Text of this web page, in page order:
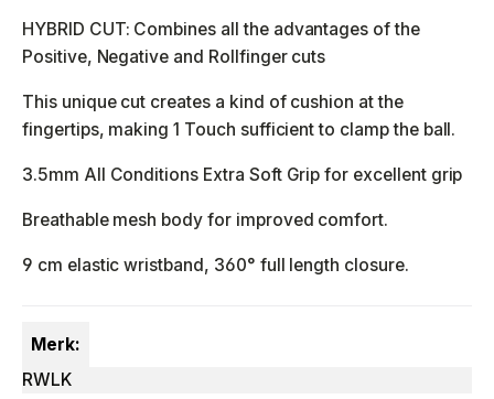
HYBRID CUT: Combines all the advantages of the
Positive, Negative and Rollfinger cuts
This unique cut creates a kind of cushion at the
fingertips, making 1 Touch sufficient to clamp the ball.
3.5mm All Conditions Extra Soft Grip for excellent grip
Breathable mesh body for improved comfort.
9 cm elastic wristband, 360° full length closure.
Merk:
RWLK